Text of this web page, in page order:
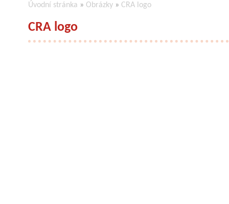
Úvodní stránka » Obrázky » CRA logo
CRA logo